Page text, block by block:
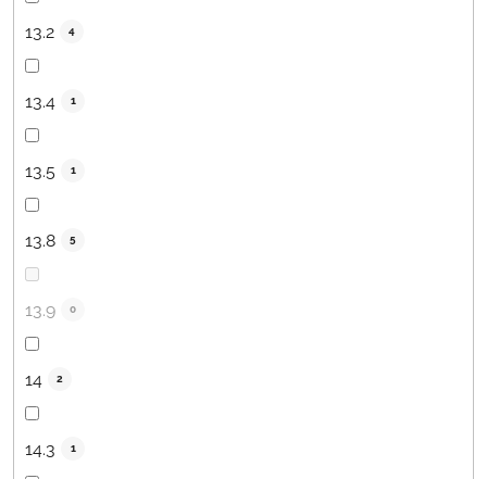
13.2 4
13.4 1
13.5 1
13.8 5
13.9 0
14 2
14.3 1